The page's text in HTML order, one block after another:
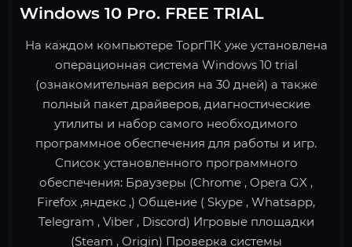
Windows 10 Pro. FREE TRIAL
На каждом компьютере ТоргПК уже установлена
операционная система Windows 10 trial
(ознакомительная версия на 30 дней) а также
полный пакет драйверов, диагностические
утилиты и набор самого необходимого
программное обеспечения для работы и игр.
Список установленного программного
обеспечения: Браузеры (Chrome , Opera GX ,
Firefox ,яндекс ,) Общение ( Skype , Whatsapp,
Telegram , Viber , Discord) Игровые площадки
(Steam , Origin) Проверка системы